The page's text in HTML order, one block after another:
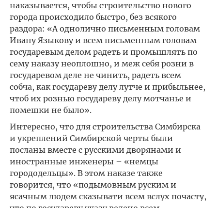
наказывается, чтобы строительство нового
города происходило быстро, без всякого
раздора: «А однолично письменным головам
Ивану Языкову и всем письменным головам
государевым делом радеть и промышлять по
сему наказу неоплошно, и меж себя розни в
государевом деле не чинить, радеть всем
собча, как государеву делу лутче и прибыльнее,
чтоб их рознью государеву делу мотчанье и
помешки не было».
Интересно, что для строительства Симбирска
и укреплений Симбирской черты были
посланы вместе с русскими дворянами и
иностранные инженеры – «немцы
горододельцы». В этом наказе также
говорится, что «подымовным руским и
ясачным людем сказывати всем вслух почасту,